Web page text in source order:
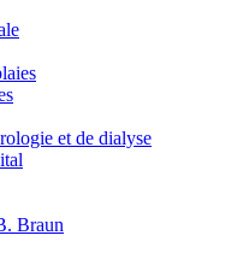
nous.
et de dialyse
Braun